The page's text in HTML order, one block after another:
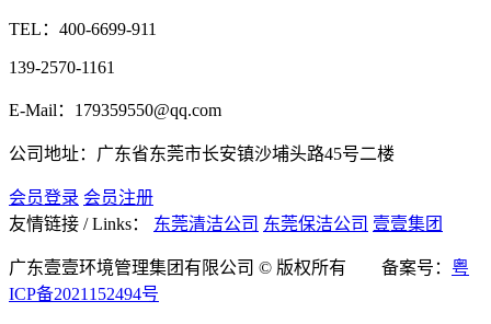
TEL： 400-6699-911
139-2570-1161
E-Mail：179359550@qq.com
公司地址：广东省东莞市长安镇沙埔头路45号二楼
会员登录 会员注册
友情链接 / Links：
东莞清洁公司 东莞保洁公司 壹壹集团
广东壹壹环境管理集团有限公司 © 版权所有 备案号： 粤
ICP备2021152494号